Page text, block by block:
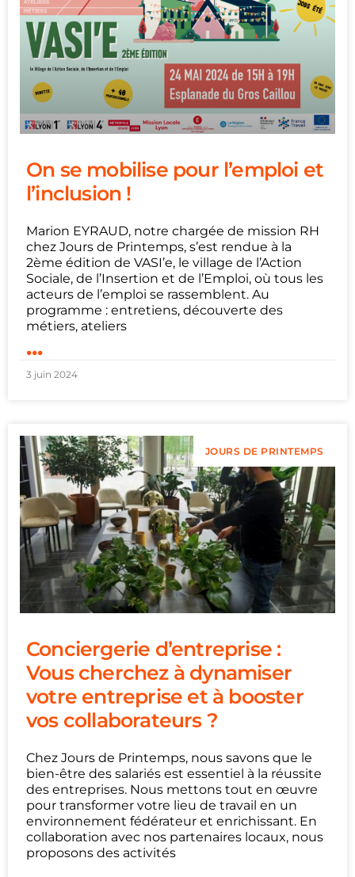
On se mobilise pour l’emploi et
l’inclusion !
Marion EYRAUD, notre chargée de mission RH
chez Jours de Printemps, s’est rendue à la
2ème édition de VASI’e, le village de l’Action
Sociale, de l’Insertion et de l’Emploi, où tous les
acteurs de l’emploi se rassemblent. Au
programme : entretiens, découverte des
métiers, ateliers
...
3 juin 2024
JOURS DE PRINTEMPS
Conciergerie d’entreprise :
Vous cherchez à dynamiser
votre entreprise et à booster
vos collaborateurs ?
Chez Jours de Printemps, nous savons que le
bien-être des salariés est essentiel à la réussite
des entreprises. Nous mettons tout en œuvre
pour transformer votre lieu de travail en un
environnement fédérateur et enrichissant. En
collaboration avec nos partenaires locaux, nous
proposons des activités